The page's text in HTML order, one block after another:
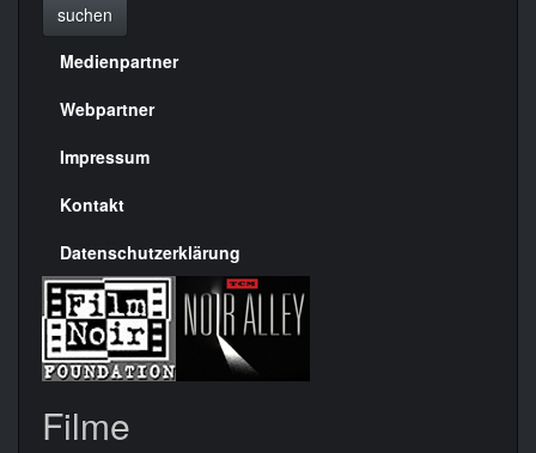
suchen
Menülinks
rechte
Seite
Medienpartner
Webpartner
Impressum
Kontakt
Datenschutzerklärung
Filme